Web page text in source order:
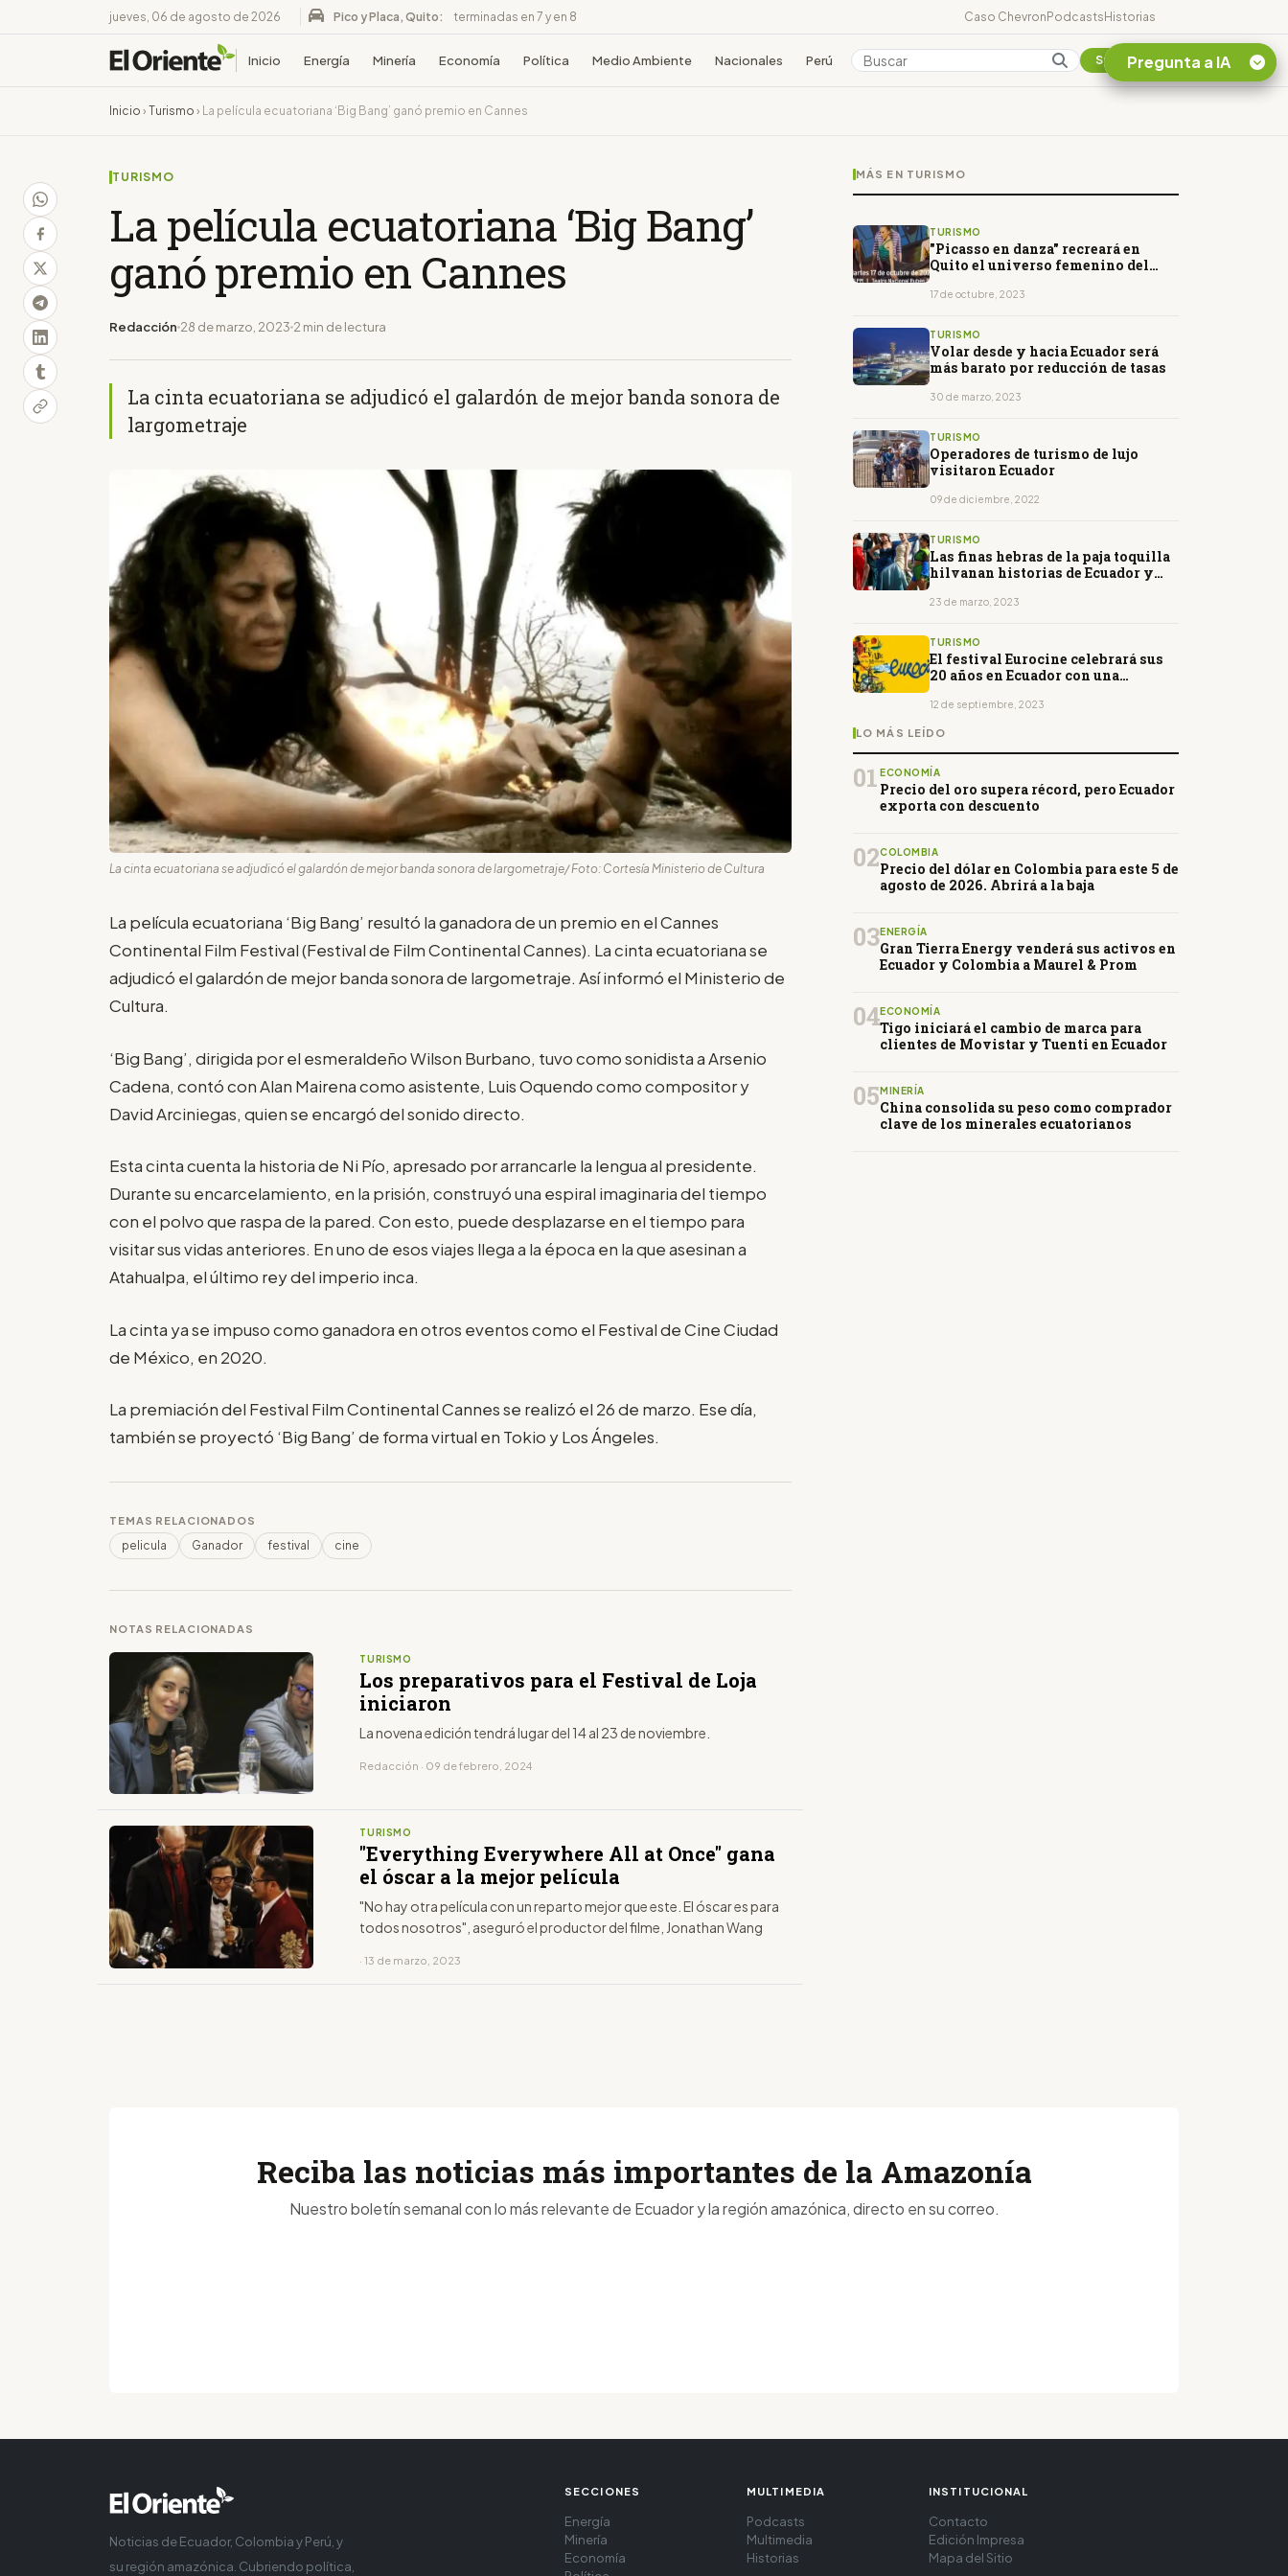
jueves, 06 de agosto de 2026 Pico y Placa, Quito: terminadas en 7 y en 8 Caso ChevronPodcastsHistorias
Inicio Energía Minería Economía Política Medio Ambiente Nacionales Perú Colombia Suscribirse
Inicio › Turismo › La película ecuatoriana ‘Big Bang’ ganó premio en Cannes
TURISMO
La película ecuatoriana ‘Big Bang’
ganó premio en Cannes
Redacción 28 de marzo, 2023 2 min de lectura
La cinta ecuatoriana se adjudicó el galardón de mejor banda sonora de
largometraje
La cinta ecuatoriana se adjudicó el galardón de mejor banda sonora de largometraje/ Foto: Cortesía Ministerio de Cultura
La película ecuatoriana ‘Big Bang’ resultó la ganadora de un premio en el Cannes
Continental Film Festival (Festival de Film Continental Cannes). La cinta ecuatoriana se
adjudicó el galardón de mejor banda sonora de largometraje. Así informó el Ministerio de
Cultura.
‘Big Bang’, dirigida por el esmeraldeño Wilson Burbano, tuvo como sonidista a Arsenio
Cadena, contó con Alan Mairena como asistente, Luis Oquendo como compositor y
David Arciniegas, quien se encargó del sonido directo.
Esta cinta cuenta la historia de Ni Pío, apresado por arrancarle la lengua al presidente.
Durante su encarcelamiento, en la prisión, construyó una espiral imaginaria del tiempo
con el polvo que raspa de la pared. Con esto, puede desplazarse en el tiempo para
visitar sus vidas anteriores. En uno de esos viajes llega a la época en la que asesinan a
Atahualpa, el último rey del imperio inca.
La cinta ya se impuso como ganadora en otros eventos como el Festival de Cine Ciudad
de México, en 2020.
La premiación del Festival Film Continental Cannes se realizó el 26 de marzo. Ese día,
también se proyectó ‘Big Bang’ de forma virtual en Tokio y Los Ángeles.
TEMAS RELACIONADOS
pelicula Ganador festival cine
NOTAS RELACIONADAS
TURISMO
Los preparativos para el Festival de Loja
iniciaron
La novena edición tendrá lugar del 14 al 23 de noviembre.
Redacción · 09 de febrero, 2024
TURISMO
"Everything Everywhere All at Once" gana
el óscar a la mejor película
"No hay otra película con un reparto mejor que este. El óscar es para
todos nosotros", aseguró el productor del filme, Jonathan Wang
· 13 de marzo, 2023
MÁS EN TURISMO
TURISMO
"Picasso en danza" recreará en
Quito el universo femenino del
17 de octubre, 2023
TURISMO
Volar desde y hacia Ecuador será
más barato por reducción de tasas
30 de marzo, 2023
TURISMO
Operadores de turismo de lujo
visitaron Ecuador
09 de diciembre, 2022
TURISMO
Las finas hebras de la paja toquilla
hilvanan historias de Ecuador y
23 de marzo, 2023
TURISMO
El festival Eurocine celebrará sus
20 años en Ecuador con una
12 de septiembre, 2023
LO MÁS LEÍDO
01 ECONOMÍA
Precio del oro supera récord, pero Ecuador
exporta con descuento
02COLOMBIA
Precio del dólar en Colombia para este 5 de
agosto de 2026. Abrirá a la baja
03ENERGÍA
Gran Tierra Energy venderá sus activos en
Ecuador y Colombia a Maurel & Prom
04ECONOMÍA
Tigo iniciará el cambio de marca para
clientes de Movistar y Tuenti en Ecuador
05 MINERÍA
China consolida su peso como comprador
clave de los minerales ecuatorianos
Pregunta a IA
¿En que consiste la
Reciba las noticias más importantes de la Amazonía
Nuestro boletín semanal con lo más relevante de Ecuador y la región amazónica, directo en su correo.
Noticias de Ecuador, Colombia y Perú, y
su región amazónica. Cubriendo política,
SECCIONES
Energía
Minería
Economía
MULTIMEDIA
Podcasts
Multimedia
Historias
INSTITUCIONAL
Contacto
Edición Impresa
Mapa del Sitio